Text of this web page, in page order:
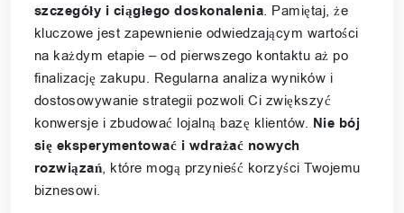
szczegóły i ciągłego doskonalenia. Pamiętaj, że
kluczowe jest zapewnienie odwiedzającym wartości
na każdym etapie – od pierwszego kontaktu aż po
finalizację zakupu. Regularna analiza wyników i
dostosowywanie strategii pozwoli Ci zwiększyć
konwersje i zbudować lojalną bazę klientów. Nie bój
się eksperymentować i wdrażać nowych
rozwiązań, które mogą przynieść korzyści Twojemu
biznesowi.